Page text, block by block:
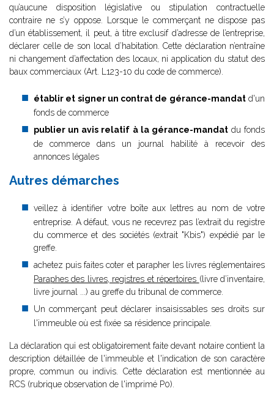
qu’aucune disposition législative ou stipulation contractuelle
contraire ne s’y oppose. Lorsque le commerçant ne dispose pas
d’un établissement, il peut, à titre exclusif d’adresse de l’entreprise,
déclarer celle de son local d’habitation. Cette déclaration n’entraîne
ni changement d’affectation des locaux, ni application du statut des
baux commerciaux (Art. L123-10 du code de commerce).
établir et signer un contrat de gérance-mandatd'un
fonds de commerce
publier un avis relatif à la gérance-mandatdu fonds
de commerce dans un journal habilité à recevoir des
annonces légales
Autres démarches
veillez à identifier votre boîte aux lettres au nom de votre
entreprise. A défaut, vous ne recevrez pas l’extrait du registre
du commerce et des sociétés (extrait "Kbis") expédié par le
greffe.
achetez puis faites coter et parapher les livres réglementaires
Paraphes des livres, registres et répertoires (livre d’inventaire,
livre journal ...) au greffe du tribunal de commerce.
Un commerçant peut déclarer insaisissables ses droits sur
l'immeuble où est fixée sa résidence principale.
La déclaration qui est obligatoirement faite devant notaire contient la
description détaillée de l'immeuble et l'indication de son caractère
propre, commun ou indivis. Cette déclaration est mentionnée au
RCS (rubrique observation de l'imprimé P0).